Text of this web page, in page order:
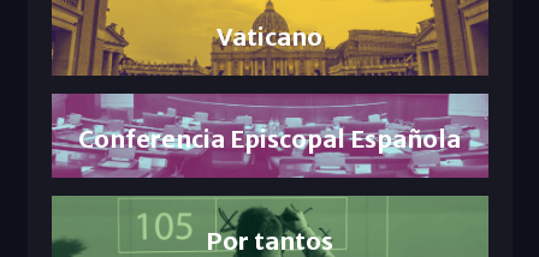
Vaticano
Conferencia Episcopal Española
Por tantos